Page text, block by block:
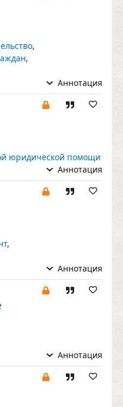
,
,
Аннотация
юридической помощи
Аннотация
,
Аннотация
Аннотация